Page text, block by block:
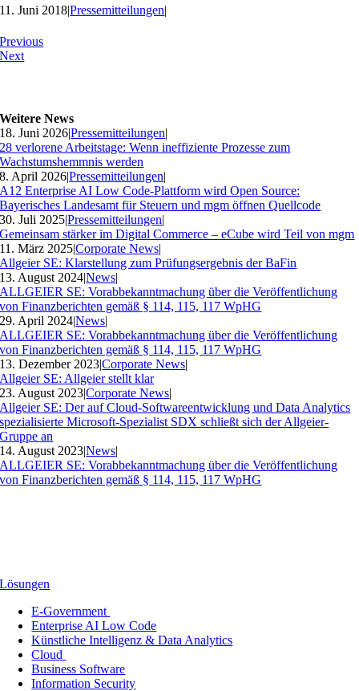
11. Juni 2018|Pressemitteilungen|
Previous
Next
Weitere News
18. Juni 2026|Pressemitteilungen|
28 verlorene Arbeitstage: Wenn ineffiziente Prozesse zum
Wachstumshemmnis werden
8. April 2026|Pressemitteilungen|
A12 Enterprise AI Low Code-Plattform wird Open Source:
Bayerisches Landesamt für Steuern und mgm öffnen Quellcode
30. Juli 2025|Pressemitteilungen|
Gemeinsam stärker im Digital Commerce – eCube wird Teil von mgm
11. März 2025|Corporate News|
Allgeier SE: Klarstellung zum Prüfungsergebnis der BaFin
13. August 2024|News|
ALLGEIER SE: Vorabbekanntmachung über die Veröffentlichung
von Finanzberichten gemäß § 114, 115, 117 WpHG
29. April 2024|News|
ALLGEIER SE: Vorabbekanntmachung über die Veröffentlichung
von Finanzberichten gemäß § 114, 115, 117 WpHG
13. Dezember 2023|Corporate News|
Allgeier SE: Allgeier stellt klar
23. August 2023|Corporate News|
Allgeier SE: Der auf Cloud-Softwareentwicklung und Data Analytics
spezialisierte Microsoft-Spezialist SDX schließt sich der Allgeier-
Gruppe an
14. August 2023|News|
ALLGEIER SE: Vorabbekanntmachung über die Veröffentlichung
von Finanzberichten gemäß § 114, 115, 117 WpHG
Lösungen
E-Government
Enterprise AI Low Code
Künstliche Intelligenz & Data Analytics
Cloud
Business Software
Information Security